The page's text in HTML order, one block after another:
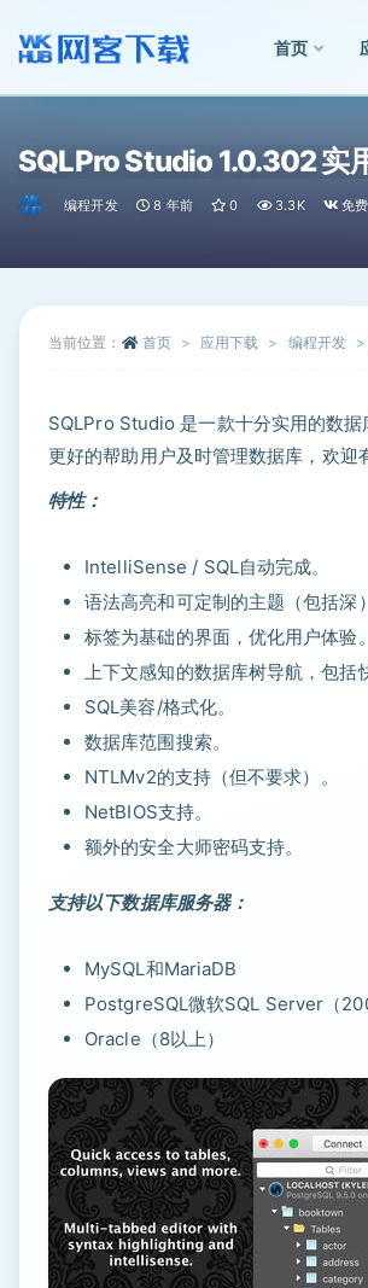
首页
SQLPro Studio 1.0.302 实
编程开发 8 年前 0 3.3K 免费
当前位置： 首页 应用下载 编程开发
SQLPro Studio 是一款十分实用的数
更好的帮助用户及时管理数据库，欢迎
特性：
IntelliSense / SQL自动完成。
语法高亮和可定制的主题（包括深
标签为基础的界面，优化用户体验。
上下文感知的数据库树导航，包括
SQL美容/格式化。
数据库范围搜索。
NTLMv2的支持（但不要求）。
NetBIOS支持。
额外的安全大师密码支持。
支持以下数据库服务器：
MySQL和MariaDB
PostgreSQL微软SQL Server（
Oracle（8以上）